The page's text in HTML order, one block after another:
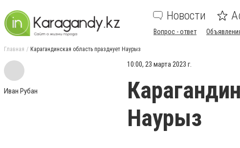
Новости
Вопрос - ответ
Главная Карагандинская область празднует Наурыз
Иван Рубан
10:00, 23 марта 2023 г.
Наурыз